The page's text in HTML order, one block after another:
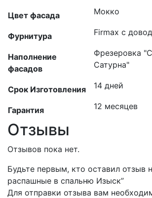
Цвет фасада Мокко
Фурнитура Firmax с
Наполнение
фасадов
Фрезеровка
Сатурна"
Срок Изготовления 14 дней
Гарантия 12 месяцев
Отзывы
Отзывов пока нет.
Будьте первым, кто оставил отзыв
распашные в спальню Изыск”
Для отправки отзыва вам